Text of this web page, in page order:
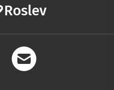
Roslev